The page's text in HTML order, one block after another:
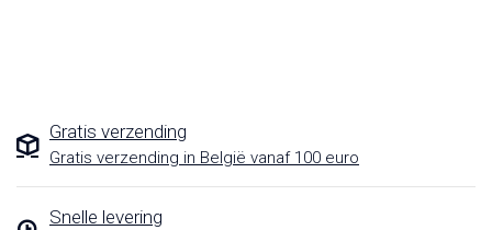
Gratis verzending
Gratis verzending in België vanaf 100 euro
Snelle levering